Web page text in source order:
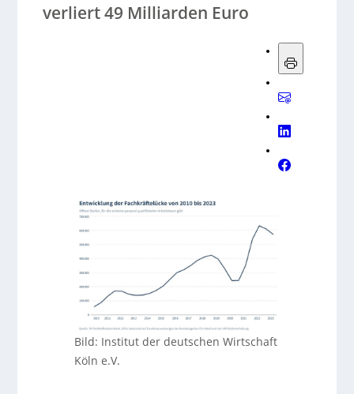
verliert 49 Milliarden Euro
Bild: Institut der deutschen Wirtschaft
Köln e.V.